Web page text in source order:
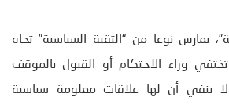
يمارس نوعا من “التقية السياسية” تجاه
تختفي وراء الاحتكام أو القبول بالموقف
ينفي أن لها علاقات معلومة سياسية